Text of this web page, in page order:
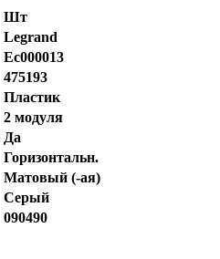
Шт
Legrand
Ec000013
475193
Пластик
2 модуля
Да
Горизонтальн.
Матовый (-ая)
Серый
090490